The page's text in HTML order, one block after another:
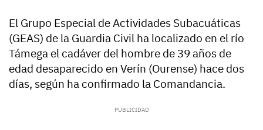
El Grupo Especial de Actividades Subacuáticas
(GEAS) de la Guardia Civil ha localizado en el río
Támega el cadáver del hombre de 39 años de
edad desaparecido en Verín (Ourense) hace dos
días, según ha confirmado la Comandancia.